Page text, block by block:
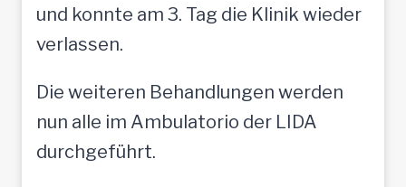
und konnte am 3. Tag die Klinik wieder
verlassen.
Die weiteren Behandlungen werden
nun alle im Ambulatorio der LIDA
durchgeführt.